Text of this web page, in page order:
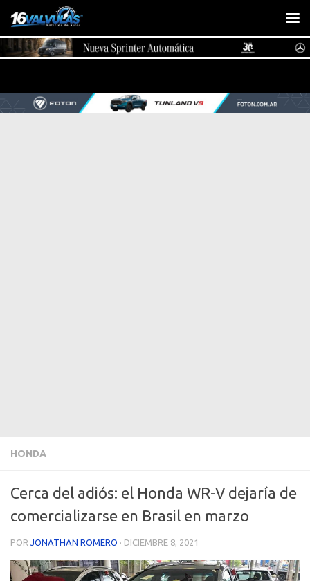
Saltar al contenido
HONDA
Cerca del adiós: el Honda WR-V dejaría de
comercializarse en Brasil en marzo
POR JONATHAN ROMERO · DICIEMBRE 8, 2021